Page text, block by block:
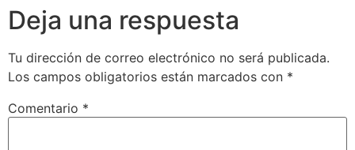
Deja una respuesta
Tu dirección de correo electrónico no será publicada.
Los campos obligatorios están marcados con *
Comentario *